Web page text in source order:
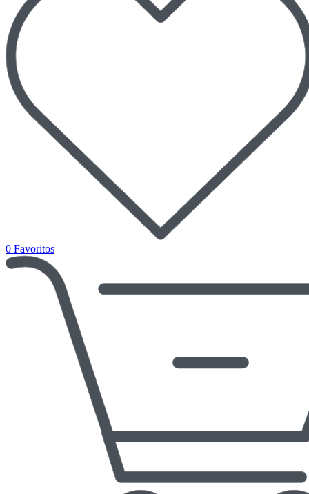
0 Favoritos